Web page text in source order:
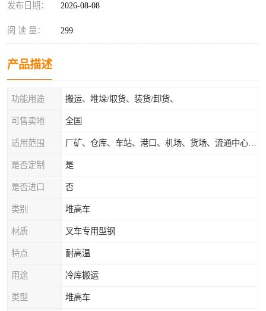
发布日期： 2026-08-08
阅 读 量： 299
产品描述
功能用途 搬运、堆垛/取货、装货/卸货、
可售卖地 全国
适用范围
是否定制 是
是否进口 否
类别 堆高车
材质 叉车专用型钢
特点 耐高温
用途 冷库搬运
类型 堆高车